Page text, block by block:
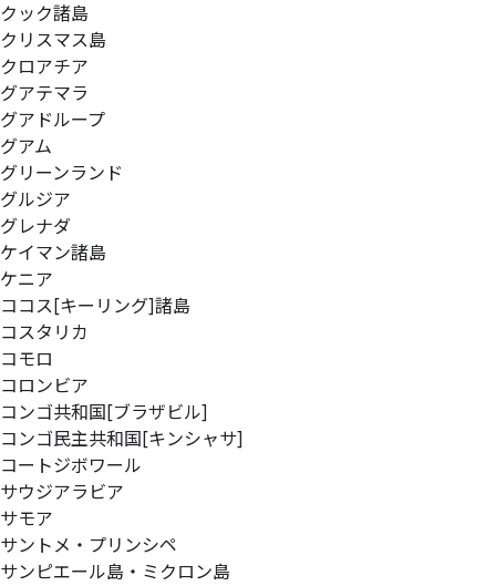
クック諸島
クリスマス島
クロアチア
グアテマラ
グアドループ
グアム
グリーンランド
グルジア
グレナダ
ケイマン諸島
ケニア
ココス[キーリング]諸島
コスタリカ
コモロ
コロンビア
コンゴ共和国[ブラザビル]
コンゴ民主共和国[キンシャサ]
コートジボワール
サウジアラビア
サモア
サントメ・プリンシペ
サンピエール島・ミクロン島